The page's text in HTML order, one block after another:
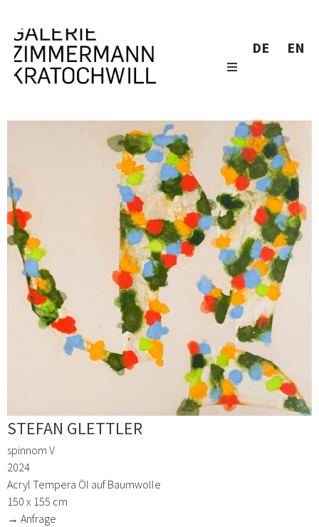
DE EN
STEFAN GLETTLER
spinnom V
2024
Acryl Tempera Öl auf Baumwolle
150 x 155 cm
→ Anfrage